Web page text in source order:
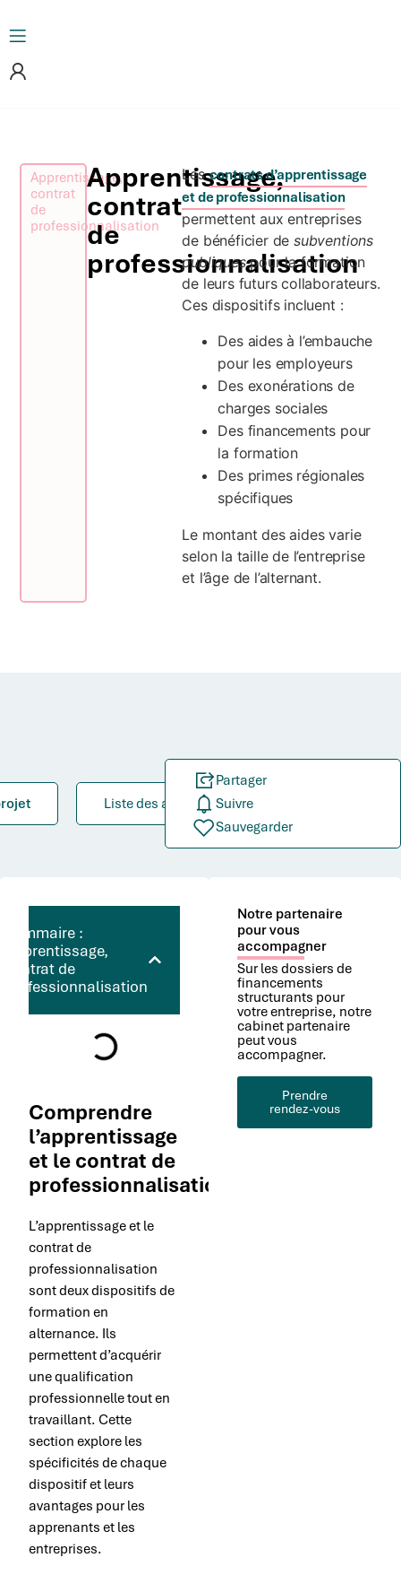
Apprentissage,
contrat
de
professionnalisation
Apprentissage,
contrat
de
professionnalisation
Lescontrats d’apprentissage
et de professionnalisation
permettent aux entreprises
de bénéficier desubventions
publiquespour la formation
de leurs futurs collaborateurs.
Ces dispositifs incluent :
Des aides à l’embauche
pour les employeurs
Des exonérations de
charges sociales
Des financements pour
la formation
Des primes régionales
spécifiques
Le montant des aides varie
selon la taille de l’entreprise
et l’âge de l’alternant.
Liste des aides
Partager
Suivre
Sauvegarder
Sommaire :
Apprentissage,
contrat de
professionnalisation
Comprendre
l’apprentissage
et le contrat de
professionnalisation
L’apprentissage et le
contrat de
professionnalisation
sont deux dispositifs de
formation en
alternance. Ils
permettent d’acquérir
une qualification
professionnelle tout en
travaillant. Cette
section explore les
spécificités de chaque
dispositif et leurs
avantages pour les
apprenants et les
entreprises.
Notre partenaire
pour vous
accompagner
Sur les dossiers de
financements
structurants pour
votre entreprise, notre
cabinet partenaire
peut vous
accompagner.
Prendre
rendez-vous